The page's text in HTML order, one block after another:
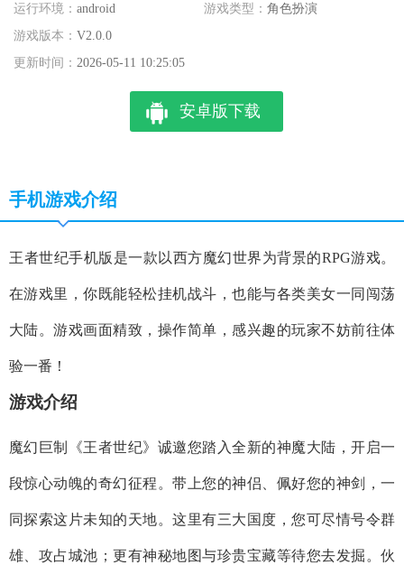
运行环境： android 游戏类型：角色扮演
游戏版本： V2.0.0
更新时间： 2026-05-11 10:25:05
安卓版下载
手机游戏介绍
王者世纪手机版是一款以西方魔幻世界为背景的RPG游戏。
在游戏里，你既能轻松挂机战斗，也能与各类美女一同闯荡
大陆。游戏画面精致，操作简单，感兴趣的玩家不妨前往体
验一番！
游戏介绍
魔幻巨制《王者世纪》诚邀您踏入全新的神魔大陆，开启一
段惊心动魄的奇幻征程。带上您的神侣、佩好您的神剑，一
同探索这片未知的天地。这里有三大国度，您可尽情号令群
雄、攻占城池；更有神秘地图与珍贵宝藏等待您去发掘。伙